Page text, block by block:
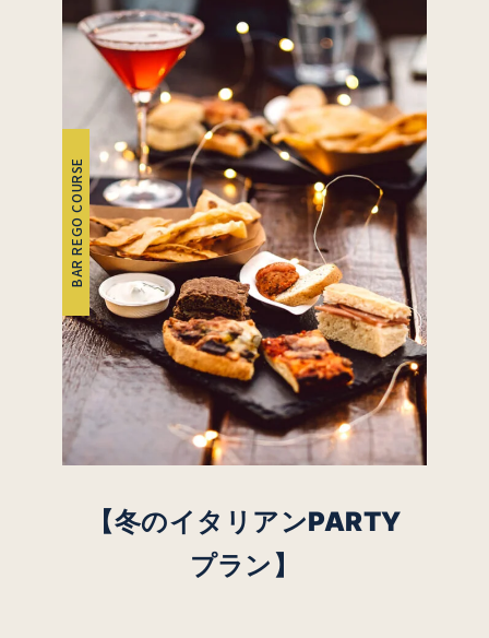
BAR REGO COURSE
【冬のイタリアンPARTY
プラン】